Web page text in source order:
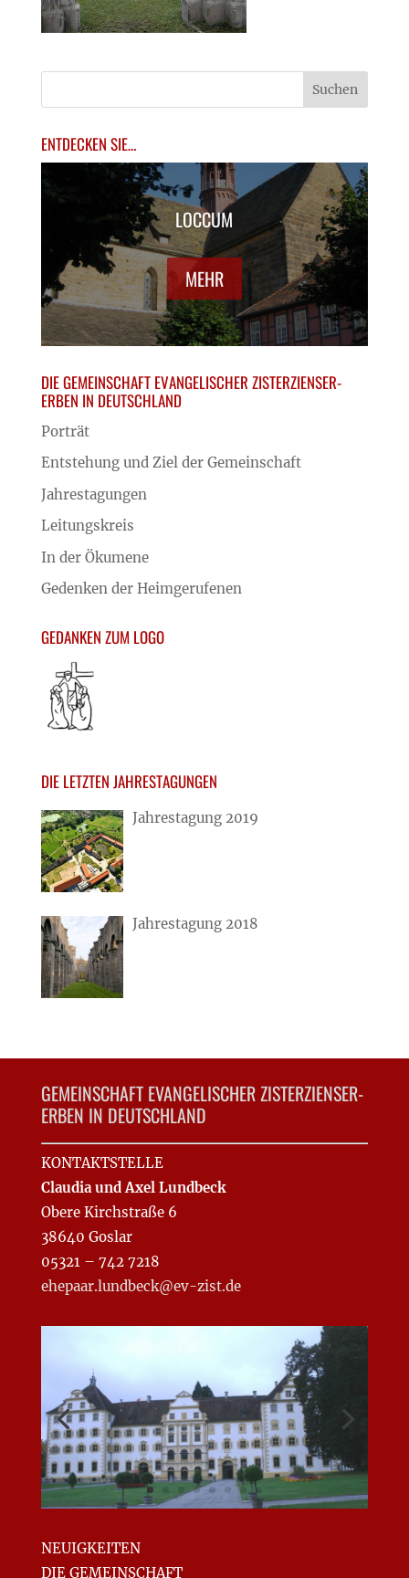
ENTDECKEN SIE…
LOCCUM
MEHR
DIE GEMEINSCHAFT EVANGELISCHER ZISTERZIENSER-
ERBEN IN DEUTSCHLAND
Porträt
Entstehung und Ziel der Gemeinschaft
Jahrestagungen
Leitungskreis
In der Ökumene
Gedenken der Heimgerufenen
GEDANKEN ZUM LOGO
DIE LETZTEN JAHRESTAGUNGEN
Jahrestagung 2019
Jahrestagung 2018
GEMEINSCHAFT EVANGELISCHER ZISTERZIENSER-
ERBEN IN DEUTSCHLAND
KONTAKTSTELLE
Claudia und Axel Lundbeck
Obere Kirchstraße 6
38640 Goslar
05321 – 742 7218
ehepaar.lundbeck@ev-zist.de
NEUIGKEITEN
DIE GEMEINSCHAFT